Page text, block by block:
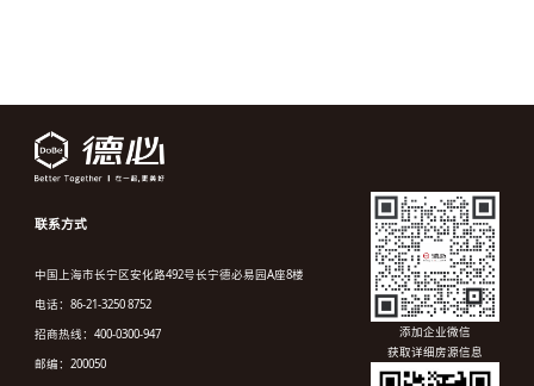
联系方式
中国上海市长宁区安化路492号长宁德必易园A座8楼
电话：86-21-3250 8752
招商热线：400-0300-947
邮编：200050
添加企业微信
获取详细房源信息